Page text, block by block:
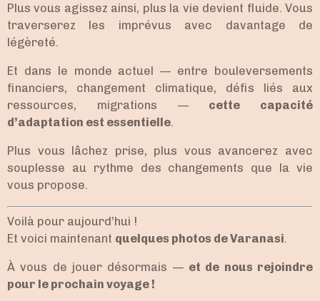
Plus vous agissez ainsi, plus la vie devient fluide. Vous
traverserez les imprévus avec davantage de
légèreté.
Et dans le monde actuel — entre bouleversements
financiers, changement climatique, défis liés aux
ressources, migrations — cette capacité
d’adaptation est essentielle.
Plus vous lâchez prise, plus vous avancerez avec
souplesse au rythme des changements que la vie
vous propose.
Voilà pour aujourd’hui !
Et voici maintenant quelques photos de Varanasi.
À vous de jouer désormais — et de nous rejoindre
pour le prochain voyage !